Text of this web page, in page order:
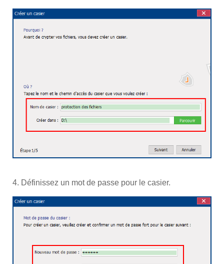
4. Définissez un mot de passe pour le casier.